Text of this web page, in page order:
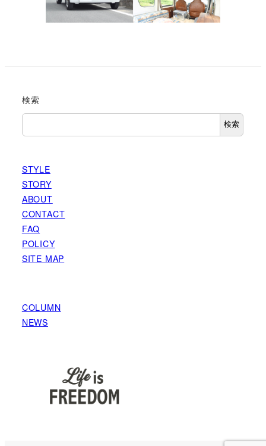
検索
検索
STYLE
STORY
ABOUT
CONTACT
FAQ
POLICY
SITE MAP
COLUMN
NEWS